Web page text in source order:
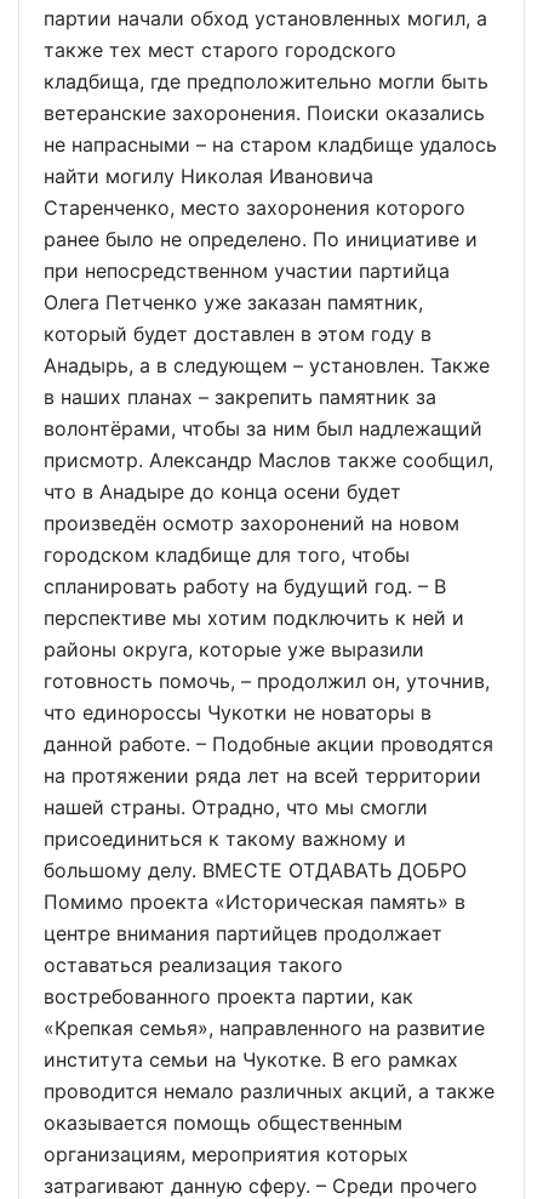
партии начали обход установленных могил, а
также тех мест старого городского
кладбища, где предположительно могли быть
ветеранские захоронения. Поиски оказались
не напрасными – на старом кладбище удалось
найти могилу Николая Ивановича
Старенченко, место захоронения которого
ранее было не определено. По инициативе и
при непосредственном участии партийца
Олега Петченко уже заказан памятник,
который будет доставлен в этом году в
Анадырь, а в следующем – установлен. Также
в наших планах – закрепить памятник за
волонтёрами, чтобы за ним был надлежащий
присмотр. Александр Маслов также сообщил,
что в Анадыре до конца осени будет
произведён осмотр захоронений на новом
городском кладбище для того, чтобы
спланировать работу на будущий год. – В
перспективе мы хотим подключить к ней и
районы округа, которые уже выразили
готовность помочь, – продолжил он, уточнив,
что единороссы Чукотки не новаторы в
данной работе. – Подобные акции проводятся
на протяжении ряда лет на всей территории
нашей страны. Отрадно, что мы смогли
присоединиться к такому важному и
большому делу. ВМЕСТЕ ОТДАВАТЬ ДОБРО
Помимо проекта «Историческая память» в
центре внимания партийцев продолжает
оставаться реализация такого
востребованного проекта партии, как
«Крепкая семья», направленного на развитие
института семьи на Чукотке. В его рамках
проводится немало различных акций, а также
оказывается помощь общественным
организациям, мероприятия которых
затрагивают данную сферу. – Среди прочего